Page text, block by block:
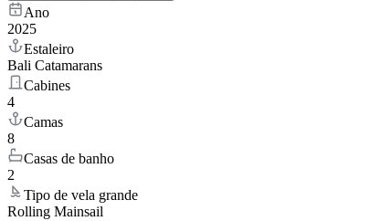
Ano
2025
Estaleiro
Bali Catamarans
Cabines
4
Camas
8
Casas de banho
2
Tipo de vela grande
Rolling Mainsail